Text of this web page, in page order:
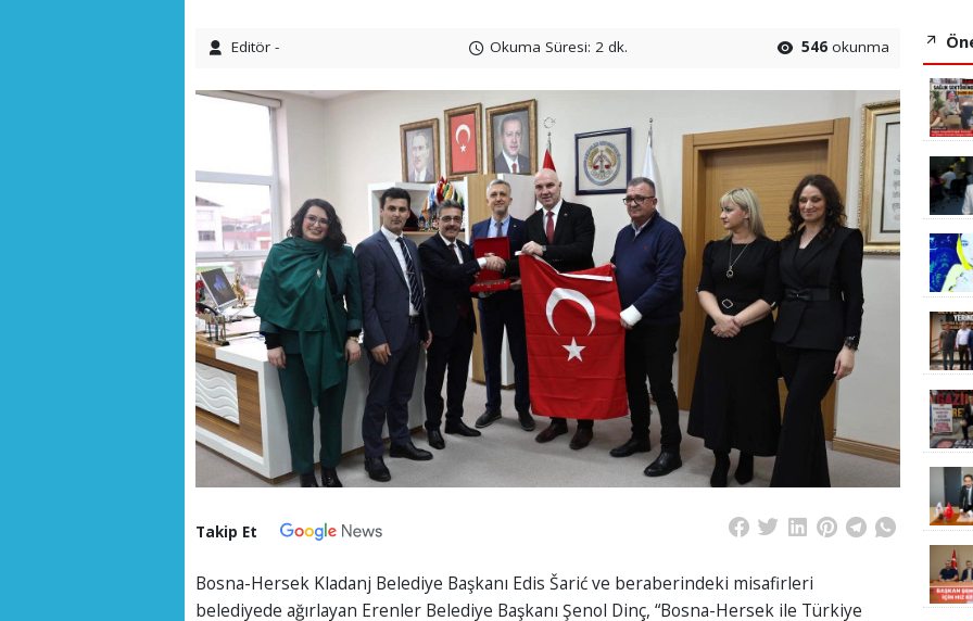
Editör - Okuma Süresi: 2 dk. 546 okunma
Takip Et
Bosna-Hersek Kladanj Belediye Başkanı Edis Šarić ve beraberindeki misafirleri
belediyede ağırlayan Erenler Belediye Başkanı Şenol Dinç, “Bosna-Hersek ile Türkiye